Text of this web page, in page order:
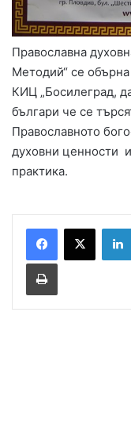
Православна
Методий“ се
КИЦ „Босилеград,
българи че се
Православното
духовни ценности
практика.